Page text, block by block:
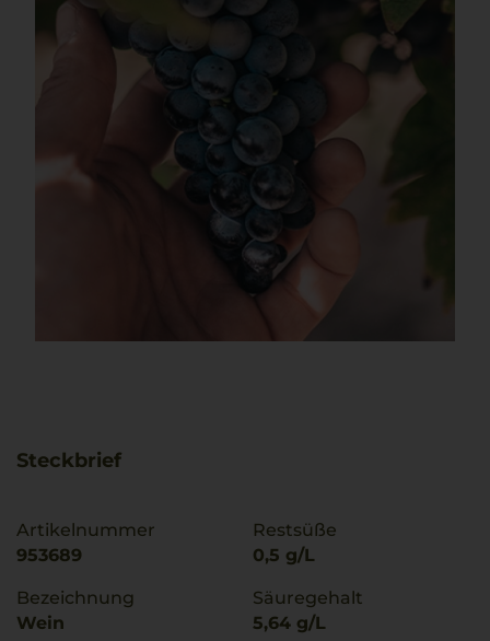
Steckbrief
Artikelnummer
953689
Bezeichnung
Wein
Restsüße
0,5 g/L
Säuregehalt
5,64 g/L